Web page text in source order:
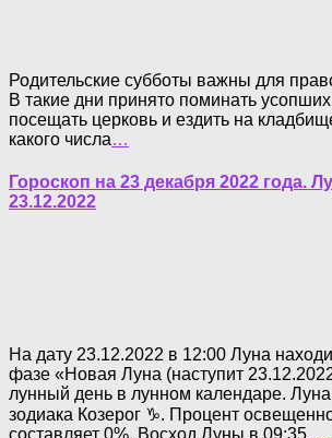
Родительские субботы важны для
В такие дни принято поминать
посещать церковь и ездить на
какого числа…
Гороскоп на 23 декабря 2022 года.
23.12.2022
На дату 23.12.2022 в 12:00 Луна
фазе «Новая Луна (наступит
лунный день в лунном календаре. Луна
зодиака Козерог ♑. Процент
составляет 0%. Восход Луны в 09:35,…